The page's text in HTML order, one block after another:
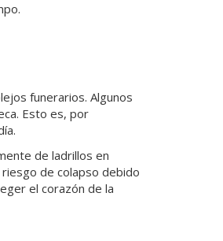
funerarios. Algunos
Esto es, por
de ladrillos en
de colapso debido
el corazón de la